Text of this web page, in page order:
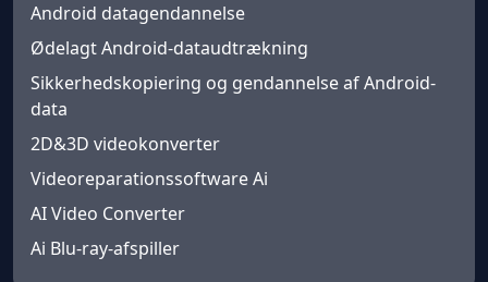
Android datagendannelse
Ødelagt Android-dataudtrækning
Sikkerhedskopiering og gendannelse af Android-
data
2D&3D videokonverter
Videoreparationssoftware Ai
AI Video Converter
Ai Blu-ray-afspiller